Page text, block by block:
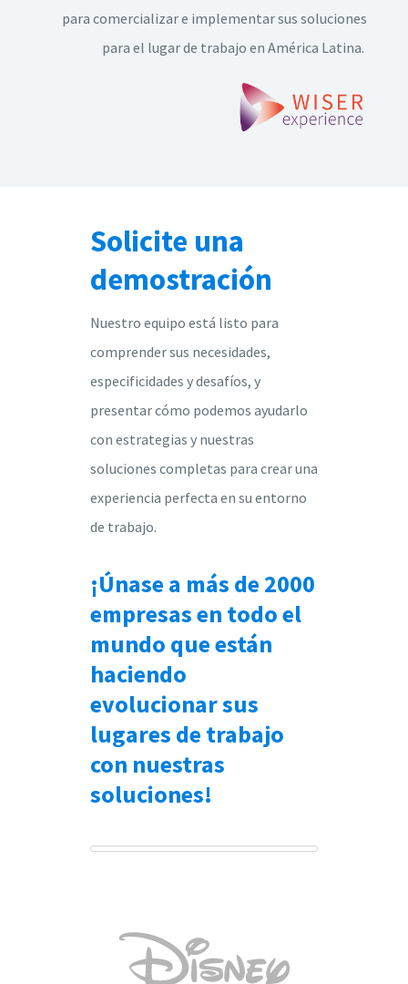
para comercializar e implementar sus soluciones
para el lugar de trabajo en América Latina.
Solicite una
demostración
Nuestro equipo está listo para
comprender sus necesidades,
especificidades y desafíos, y
presentar cómo podemos ayudarlo
con estrategias y nuestras
soluciones completas para crear una
experiencia perfecta en su entorno
de trabajo.
¡Únase a más de 2000
empresas en todo el
mundo que están
haciendo
evolucionar sus
lugares de trabajo
con nuestras
soluciones!